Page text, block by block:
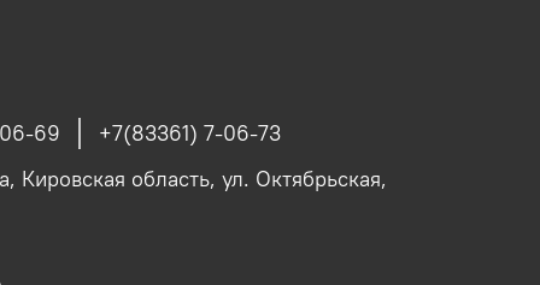
69
+7(83361) 7-06-73
Кировская область, ул. Октябрьская,